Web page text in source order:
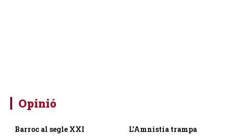
Opinió
Barroc al segle XXI L’Amnistia trampa